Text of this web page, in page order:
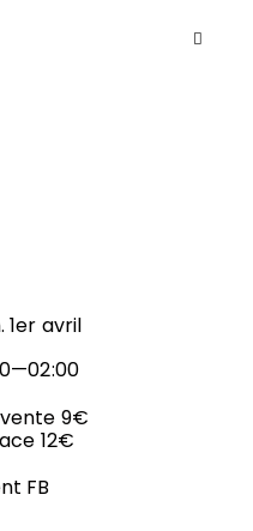
1er avril
9€
12€
FB